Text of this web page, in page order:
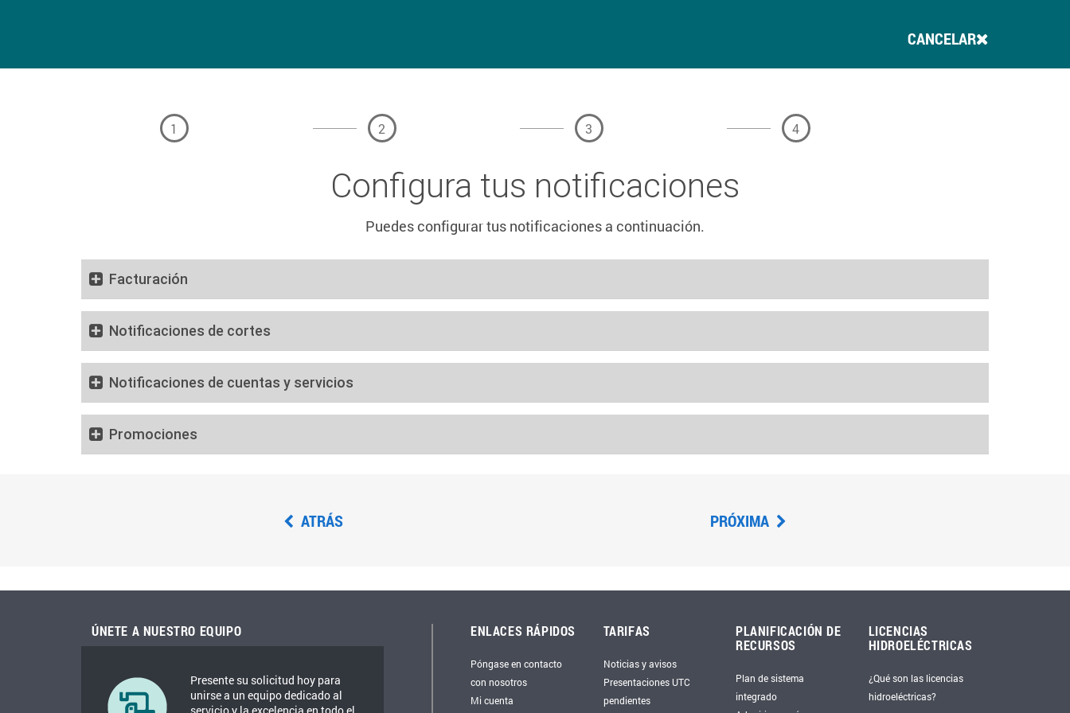
CANCELAR
1 2 3 4
Configura tus notificaciones
Puedes configurar tus notificaciones a continuación.
Facturación
Notificaciones de cortes
Notificaciones de cuentas y servicios
Promociones
ATRÁS PRÓXIMA
ÚNETE A NUESTRO EQUIPO
Presente su solicitud hoy para
unirse a un equipo dedicado al
ENLACES RÁPIDOS
Póngase en contacto
con nosotros
Mi cuenta
TARIFAS
Noticias y avisos
Presentaciones UTC
pendientes
PLANIFICACIÓN DE
RECURSOS
Plan de sistema
integrado
LICENCIAS
HIDROELÉCTRICAS
¿Qué son las licencias
hidroeléctricas?